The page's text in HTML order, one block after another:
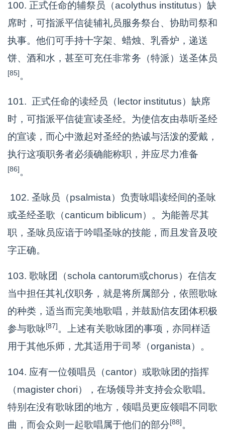
100. 正式任命的辅祭员（acolythus institutus）缺
席时，可指派平信徒辅礼员服务祭台、协助司祭和
执事。他们可手持十字架、蜡烛、乳香炉，递送
饼、酒和水，甚至可充任非常务（特派）送圣体员
[85]。
101. 正式任命的读经员（lector institutus）缺席
时，可指派平信徒宣读圣经。为使信友由恭听圣经
的宣读，而心中激起对圣经的热诚与活泼的爱戴，
执行这项职务者必须确能称职，并应尽力准备
[86]。
102. 圣咏员（psalmista）负责咏唱读经间的圣咏
或圣经圣歌（canticum biblicum）。为能善尽其
职，圣咏员应谙于吟唱圣咏的技能，而且发音及咬
字正确。
103. 歌咏团（schola cantorum或chorus）在信友
当中担任其礼仪职务，就是将所属部分，依照歌咏
的种类，适当而完美地歌唱，并鼓励信友团体积极
参与歌咏[87]。上述有关歌咏团的事项，亦同样适
用于其他乐师，尤其适用于司琴（organista）。
104. 应有一位领唱员（cantor）或歌咏团的指挥
（magister chori），在场领导并支持会众歌唱。
特别在没有歌咏团的地方，领唱员更应领唱不同歌
曲，而会众则一起歌唱属于他们的部分[88]。